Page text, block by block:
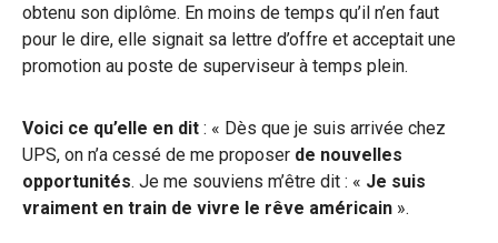
obtenu son diplôme. En moins de temps qu’il n’en faut
pour le dire, elle signait sa lettre d’offre et acceptait une
promotion au poste de superviseur à temps plein.
Voici ce qu’elle en dit : « Dès que je suis arrivée chez
UPS, on n’a cessé de me proposer de nouvelles
opportunités. Je me souviens m’être dit : « Je suis
vraiment en train de vivre le rêve américain ».